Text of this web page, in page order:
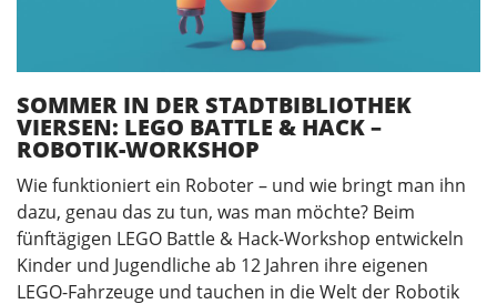
SOMMER IN DER STADTBIBLIOTHEK
VIERSEN: LEGO BATTLE & HACK –
ROBOTIK-WORKSHOP
Wie funktioniert ein Roboter – und wie bringt man ihn
dazu, genau das zu tun, was man möchte? Beim
fünftägigen LEGO Battle & Hack-Workshop entwickeln
Kinder und Jugendliche ab 12 Jahren ihre eigenen
LEGO-Fahrzeuge und tauchen in die Welt der Robotik